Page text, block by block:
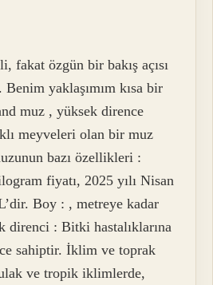
fakat özgün bir bakış açısı
yaklaşımım kısa bir
muz , yüksek dirence
meyveleri olan bir muz
bazı özellikleri :
fiyatı, 2025 yılı Nisan
Boy : , metreye kadar
direnci : Bitki hastalıklarına
sahiptir. İklim ve toprak
ve tropik iklimlerde,